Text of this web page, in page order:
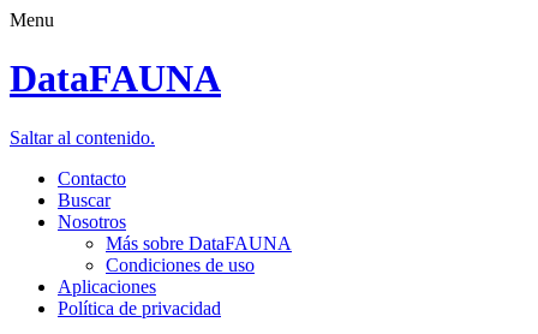
Menu
DataFAUNA
Saltar al contenido.
Contacto
Buscar
Nosotros
Más sobre DataFAUNA
Condiciones de uso
Aplicaciones
Política de privacidad